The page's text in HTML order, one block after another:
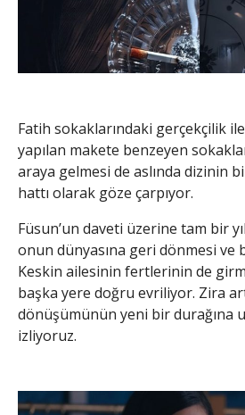
Fatih sokaklarındaki gerçekçilik
yapılan makete benzeyen
araya gelmesi de aslında dizinin
hattı olarak göze çarpıyor.
Füsun’un daveti üzerine tam bir
onun dünyasına geri dönmesi ve
Keskin ailesinin fertlerinin de
başka yere doğru evriliyor. Zira
dönüşümünün yeni bir durağına
izliyoruz.